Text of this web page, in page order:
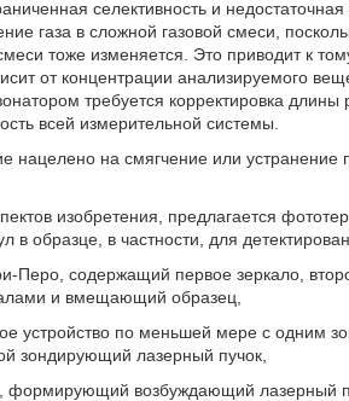
селективность и
газа в сложной газовой смеси,
тоже изменяется. Это приводит к
от концентрации анализируемого
требуется корректировка
всей измерительной системы.
нацелено на смягчение или устранение
изобретения, предлагается
в образце, в частности, для
Перо, содержащий первое зеркало,
и вмещающий образец,
устройство по меньшей мере с
зондирующий лазерный пучок,
формирующий возбуждающий лазерный